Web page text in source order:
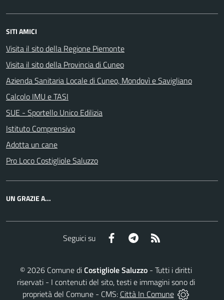
SITI AMICI
Visita il sito della Regione Piemonte
Visita il sito della Provincia di Cuneo
Azienda Sanitaria Locale di Cuneo, Mondovì e Savigliano
Calcolo IMU e TASI
SUE - Sportello Unico Edilizia
Istituto Comprensivo
Adotta un cane
Pro Loco Costigliole Saluzzo
UN GRAZIE A...
Seguici su Facebook Telegram
© 2026 Comune diCostigliole Saluzzo - Tutti i diritti
riservati - I contenuti del sito, testi e immagini sono di
proprietà del Comune - CMS: Città In Comune